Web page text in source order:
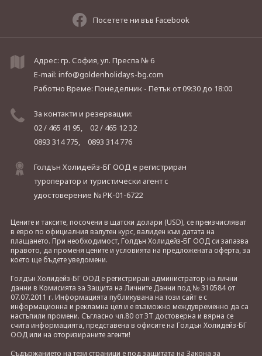
Посетете ни във Facebook
Адрес: гр. София, ул. Преспа № 6
E-mail: info@goldenholidays-bg.com
Работно Време: Понеделник - Петъкот 09:30 до 18:00
За контакти и резервации:
02 / 465 41 95,
02 / 465 12 32
0893 314 775,
0893 314 776
Голдън Холидейз-БГ ООД е регистриран
туроператор и туристически агент с
удостоверение № РК-01-6722
Цените и таксите, посочени в щатски долари (USD), се преизчисляват
в евро по официалния валутен курс, валиден към датата на
плащането. При необходимост, Голдън Холидейз-БГ ООД си запазва
правото, да променя цените и условията на предложената оферта, за
което ще бъдете уведомени.
Голдън Холидейз-БГ ООД е регистриран администратор на лични
данни в Комисията за Защита на Личните Данни под № 310584 от
07.07.2011 г. Информацията публикувана на този сайт е с
информационна и рекламна цел и е възможно междувременно да са
настъпили промени. Съгласно чл.80 от ЗТ достоверна и вярна се
счита информацията, представена в офисите на Голдън Холидейз-БГ
ООД или на оторизираните агенти!
Съдържанието на тези страници е под защитата на Закона за